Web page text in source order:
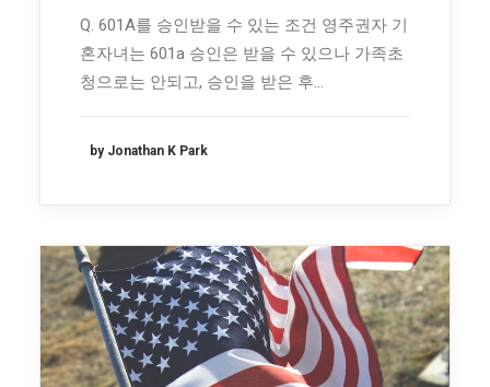
Q. 601A를 승인받을 수 있는 조건 영주권자 기
혼자녀는 601a 승인은 받을 수 있으나 가족초
청으로는 안되고, 승인을 받은 후…
by Jonathan K Park